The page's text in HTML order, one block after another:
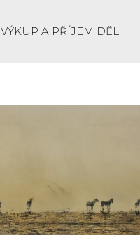
VÝKUP A PŘÍJEM DĚL